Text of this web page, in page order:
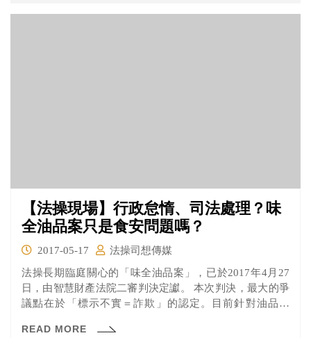
【法操現場】行政怠惰、司法處理？味
全油品案只是食安問題嗎？
2017-05-17
法操司想傳媒
法操長期臨庭關心的「味全油品案」，已於2017年4月27
日，由智慧財產法院二審判決定讞。 本次判決，最大的爭
議點在於「標示不實＝詐欺」的認定。目前針對油品標
READ MORE